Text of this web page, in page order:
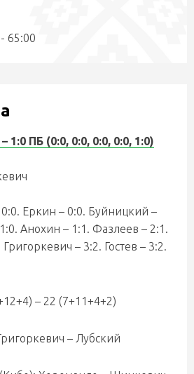
65:00
– 1:0 ПБ (0:0, 0:0, 0:0, 0:0, 1:0)
0:0. Еркин – 0:0. Буйницкий –
Анохин – 1:1. Фазлеев – 2:1.
– 3:2. Гостев – 3:2.
– 22 (7+11+4+2)
– Лубский